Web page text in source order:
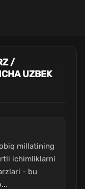
/
UZBEK
millatining
ichimliklarni
- bu